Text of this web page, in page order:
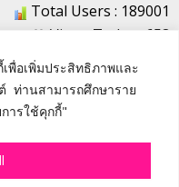
พื่อเพิ่มประสิทธิภาพและ
ท่านสามารถศึกษาราย
ารใช้คุกกี้"
Total Users : 189001
Views Today : 658
Total views : 1217142
Who's Online : 2